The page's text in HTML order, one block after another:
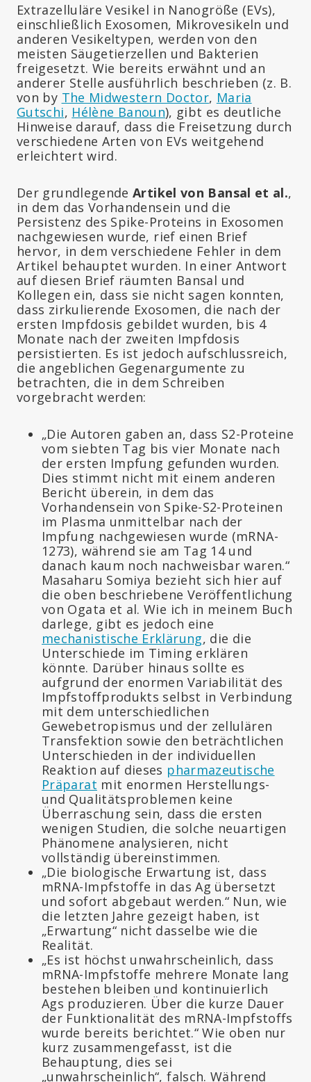
Extrazelluläre Vesikel in Nanogröße (EVs),
einschließlich Exosomen, Mikrovesikeln und
anderen Vesikeltypen, werden von den
meisten Säugetierzellen und Bakterien
freigesetzt. Wie bereits erwähnt und an
anderer Stelle ausführlich beschrieben (z. B.
von by The Midwestern Doctor, Maria
Gutschi, Hélène Banoun), gibt es deutliche
Hinweise darauf, dass die Freisetzung durch
verschiedene Arten von EVs weitgehend
erleichtert wird.
Der grundlegendeArtikel von Bansal et al.,
in dem das Vorhandensein und die
Persistenz des Spike-Proteins in Exosomen
nachgewiesen wurde, rief einen Brief
hervor, in dem verschiedene Fehler in dem
Artikel behauptet wurden. In einer Antwort
auf diesen Brief räumten Bansal und
Kollegen ein, dass sie nicht sagen konnten,
dass zirkulierende Exosomen, die nach der
ersten Impfdosis gebildet wurden, bis 4
Monate nach der zweiten Impfdosis
persistierten. Es ist jedoch aufschlussreich,
die angeblichen Gegenargumente zu
betrachten, die in dem Schreiben
vorgebracht werden:
„Die Autoren gaben an, dass S2-Proteine
vom siebten Tag bis vier Monate nach
der ersten Impfung gefunden wurden.
Dies stimmt nicht mit einem anderen
Bericht überein, in dem das
Vorhandensein von Spike-S2-Proteinen
im Plasma unmittelbar nach der
Impfung nachgewiesen wurde (mRNA-
1273), während sie am Tag 14 und
danach kaum noch nachweisbar waren.“
Masaharu Somiya bezieht sich hier auf
die oben beschriebene Veröffentlichung
von Ogata et al. Wie ich in meinem Buch
darlege, gibt es jedoch eine
mechanistische Erklärung, die die
Unterschiede im Timing erklären
könnte. Darüber hinaus sollte es
aufgrund der enormen Variabilität des
Impfstoffprodukts selbst in Verbindung
mit dem unterschiedlichen
Gewebetropismus und der zellulären
Transfektion sowie den beträchtlichen
Unterschieden in der individuellen
Reaktion auf dieses pharmazeutische
Präparat mit enormen Herstellungs-
und Qualitätsproblemen keine
Überraschung sein, dass die ersten
wenigen Studien, die solche neuartigen
Phänomene analysieren, nicht
vollständig übereinstimmen.
„Die biologische Erwartung ist, dass
mRNA-Impfstoffe in das Ag übersetzt
und sofort abgebaut werden.“ Nun, wie
die letzten Jahre gezeigt haben, ist
„Erwartung“ nicht dasselbe wie die
Realität.
„Es ist höchst unwahrscheinlich, dass
mRNA-Impfstoffe mehrere Monate lang
bestehen bleiben und kontinuierlich
Ags produzieren. Über die kurze Dauer
der Funktionalität des mRNA-Impfstoffs
wurde bereits berichtet.“ Wie oben nur
kurz zusammengefasst, ist die
Behauptung, dies sei
„unwahrscheinlich“, falsch. Während